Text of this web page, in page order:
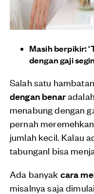
Masih berpikir:
dengan gaji
Salah satu
dengan benar
menabung dengan
pernah
jumlah kecil. Kalau
tabunganl bisa
Ada banyak cara
misalnya saja